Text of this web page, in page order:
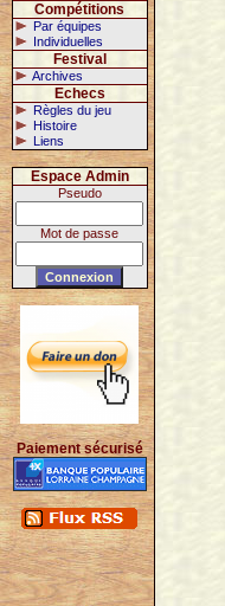
Compétitions
Par équipes
Individuelles
Festival
Archives
Echecs
Règles du jeu
Histoire
Liens
Espace Admin
Pseudo
Mot de passe
Paiement sécurisé